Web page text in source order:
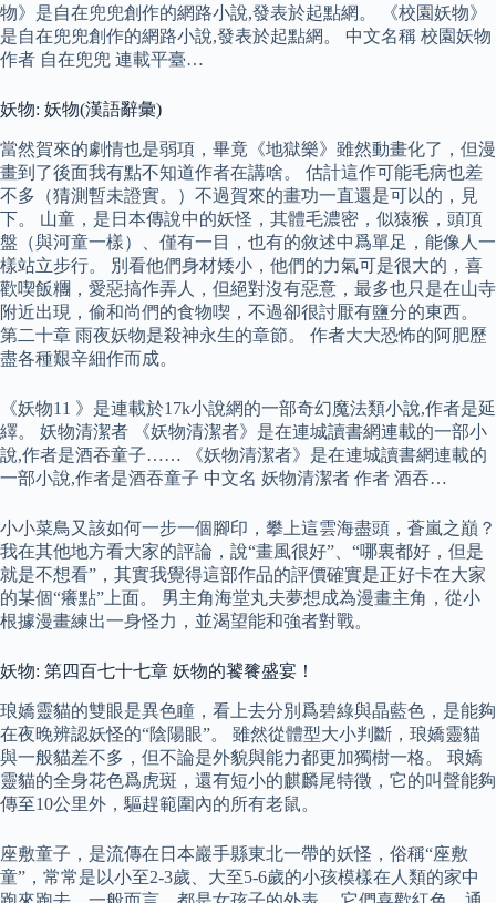
物》是自在兜兜創作的網路小說,發表於起點網。 《校園妖物》
是自在兜兜創作的網路小說,發表於起點網。 中文名稱 校園妖物
作者 自在兜兜 連載平臺…
妖物: 妖物(漢語辭彙)
當然賀來的劇情也是弱項，畢竟《地獄樂》雖然動畫化了，但漫
畫到了後面我有點不知道作者在講啥。 估計這作可能毛病也差
不多（猜測暫未證實。）不過賀來的畫功一直還是可以的，見
下。 山童，是日本傳說中的妖怪，其體毛濃密，似猿猴，頭頂
盤（與河童一樣）、僅有一目，也有的敘述中爲單足，能像人一
樣站立步行。 別看他們身材矮小，他們的力氣可是很大的，喜
歡喫飯糰，愛惡搞作弄人，但絕對沒有惡意，最多也只是在山寺
附近出現，偷和尚們的食物喫，不過卻很討厭有鹽分的東西。
第二十章 雨夜妖物是殺神永生的章節。 作者大大恐怖的阿肥歷
盡各種艱辛細作而成。
《妖物11 》是連載於17k小說網的一部奇幻魔法類小說,作者是延
繹。 妖物清潔者 《妖物清潔者》是在連城讀書網連載的一部小
說,作者是酒吞童子…… 《妖物清潔者》是在連城讀書網連載的
一部小說,作者是酒吞童子 中文名 妖物清潔者 作者 酒吞…
小小菜鳥又該如何一步一個腳印，攀上這雲海盡頭，蒼嵐之巔？
我在其他地方看大家的評論，說“畫風很好”、“哪裏都好，但是
就是不想看”，其實我覺得這部作品的評價確實是正好卡在大家
的某個“癢點”上面。 男主角海堂丸夫夢想成為漫畫主角，從小
根據漫畫練出一身怪力，並渴望能和強者對戰。
妖物: 第四百七十七章 妖物的饕餮盛宴！
琅嬌靈貓的雙眼是異色瞳，看上去分別爲碧綠與晶藍色，是能夠
在夜晚辨認妖怪的“陰陽眼”。 雖然從體型大小判斷，琅嬌靈貓
與一般貓差不多，但不論是外貌與能力都更加獨樹一格。 琅嬌
靈貓的全身花色爲虎斑，還有短小的麒麟尾特徵，它的叫聲能夠
傳至10公里外，驅趕範圍內的所有老鼠。
座敷童子，是流傳在日本巖手縣東北一帶的妖怪，俗稱“座敷
童”，常常是以小至2-3歲、大至5-6歲的小孩模樣在人類的家中